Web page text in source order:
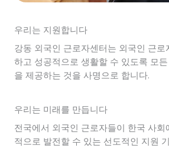
우리는 지원합니다
강동 외국인 근로자센터는 외국인 근
하고 성공적으로 생활할 수 있도록 모
을 제공하는 것을 사명으로 합니다.
우리는 미래를 만듭니다
전국에서 외국인 근로자들이 한국 사회
적으로 발전할 수 있는 선도적인 지원